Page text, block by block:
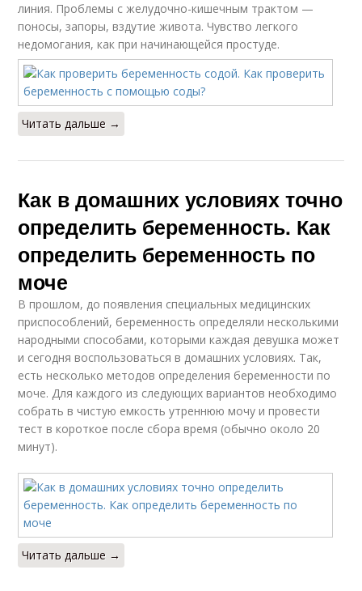
линия. Проблемы с желудочно-кишечным трактом —
поносы, запоры, вздутие живота. Чувство легкого
недомогания, как при начинающейся простуде.
Читать дальше →
Как в домашних условиях точно
определить беременность. Как
определить беременность по
моче
В прошлом, до появления специальных медицинских
приспособлений, беременность определяли несколькими
народными способами, которыми каждая девушка может
и сегодня воспользоваться в домашних условиях. Так,
есть несколько методов определения беременности по
моче. Для каждого из следующих вариантов необходимо
собрать в чистую емкость утреннюю мочу и провести
тест в короткое после сбора время (обычно около 20
минут).
Читать дальше →